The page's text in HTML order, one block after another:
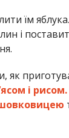
їм
і
як
і рисом.
шовковицею